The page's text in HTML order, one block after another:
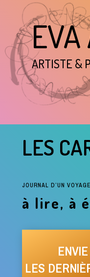
EVA
ARTISTE & P
LES
JOURNAL D’UN
à lire, à
LES